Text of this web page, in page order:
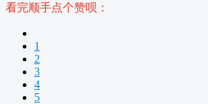
看完顺手点个赞呗：
1
2
3
4
5